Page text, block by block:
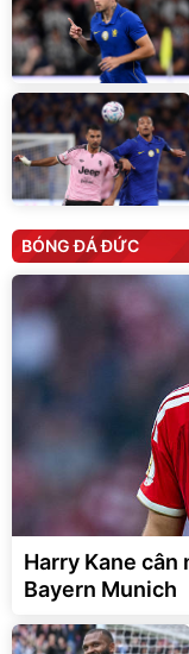
BÓNG ĐÁ ĐỨC
Harry Kane cân
Bayern Munich